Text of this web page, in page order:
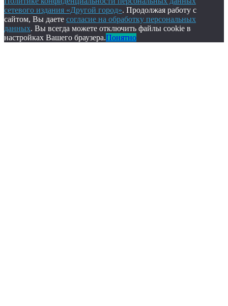
сетевого издания «Другой город». Продолжая работу с
сайтом, Вы даете согласие на обработку персональных
данных. Вы всегда можете отключить файлы cookie в
настройках Вашего браузера.Понятно